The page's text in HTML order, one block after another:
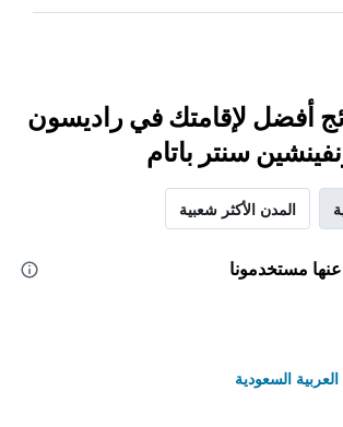
أفضل لإقامتك في راديسون
سنتر باتام
المدن الأكثر شعبية
مستخدمونا
السعودية